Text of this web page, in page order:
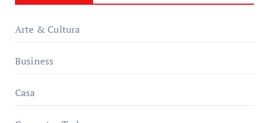
Arte & Cultura
Business
Casa